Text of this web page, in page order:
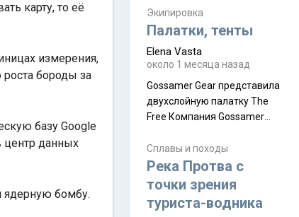
карту, то её
измерения,
бороды за
базу Google
центр данных
ядерную бомбу.
надеюсь увидеть.
Экипировка
Палатки, тенты
Elena Vasta
около 1 месяца назад
Gossamer Gear представила
двухслойную палатку The
Free Компания Gossamer
туристическую палатку The
Free, которая стала первой
ультралегкой моделью в
ассортименте
Сплавы и походы
Река Протва с
точки зрения
туриста-водника